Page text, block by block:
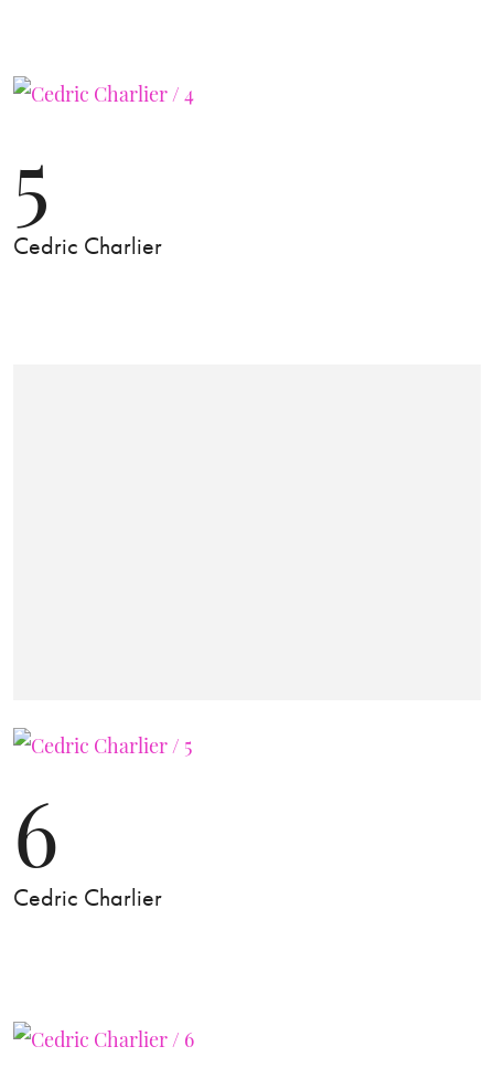
5
Cedric Charlier
6
Cedric Charlier